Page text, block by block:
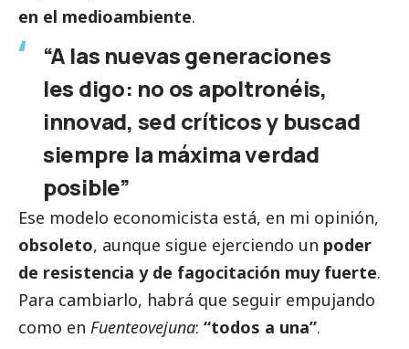
en el medioambiente.
“A las nuevas generaciones
les digo: no os apoltronéis,
innovad, sed críticos y buscad
siempre la máxima verdad
posible”
Ese modelo economicista está, en mi opinión,
obsoleto, aunque sigue ejerciendo un poder
de resistencia y de fagocitación muy fuerte.
Para cambiarlo, habrá que seguir empujando
como en Fuenteovejuna: “todos a una”.